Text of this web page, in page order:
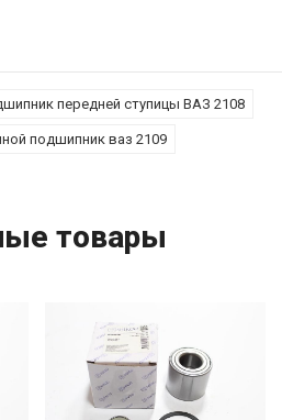
передней ступицы ВАЗ 2108
подшипник ваз 2109
товары